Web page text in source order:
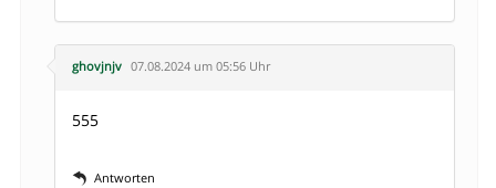
ghovjnjv 07.08.2024 um 05:56 Uhr
555
Antworten